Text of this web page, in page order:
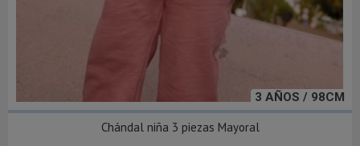
3 AÑOS / 98CM
Chándal niña 3 piezas Mayoral